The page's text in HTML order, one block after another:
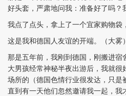
好头套，严肃地问我：准备好了吗？
我点了点头，拿上了一个宜家购物袋
这是我和德国人友谊的开端。（大雾）
那是五年前，我刚到德国，刚搬进宿
大男孩经常神秘半夜出游后，我就很
场所的（德国色情行业很发达，只是
直到有一天他们忽然邀请我一起，